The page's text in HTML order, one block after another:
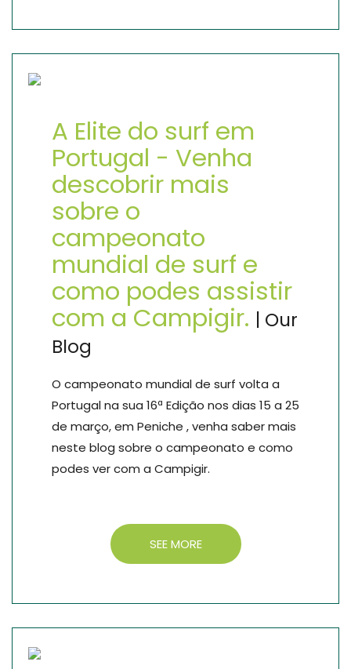
A Elite do surf em
Portugal - Venha
descobrir mais
sobre o
campeonato
mundial de surf e
como podes assistir
com a Campigir. | Our
Blog
O campeonato mundial de surf volta a
Portugal na sua 16ª Edição nos dias 15 a 25
de março, em Peniche , venha saber mais
neste blog sobre o campeonato e como
podes ver com a Campigir.
SEE MORE